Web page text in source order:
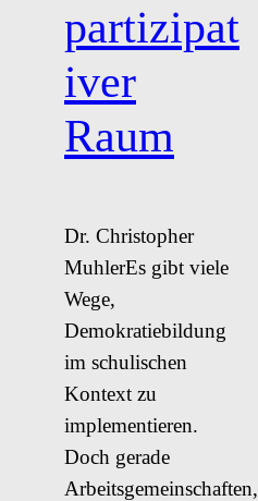
partizipat
iver
Raum
Dr. Christopher
MuhlerEs gibt viele
Wege,
Demokratiebildung
im schulischen
Kontext zu
implementieren.
Doch gerade
Arbeitsgemeinschaften,